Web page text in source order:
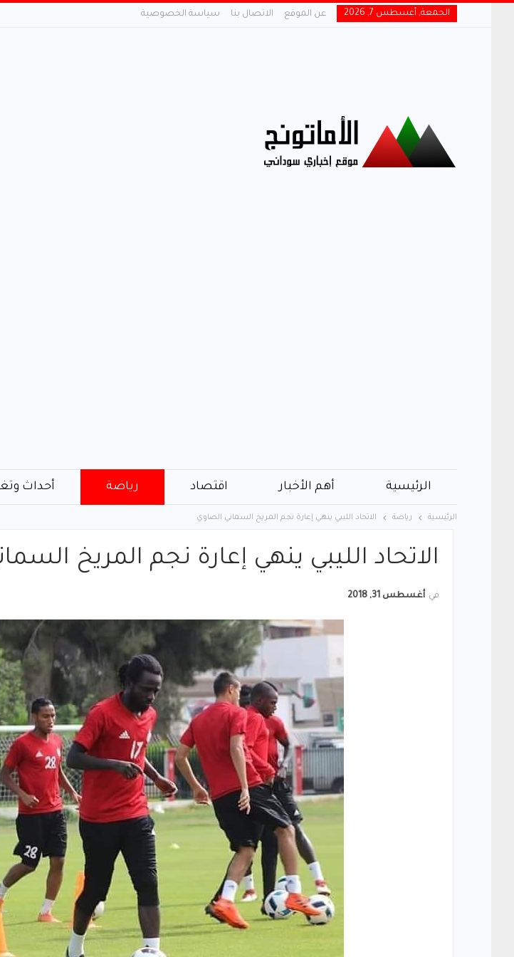
الجمعة, أغسطس 7, 2026 عن الموقع الاتصال بنا سياسة الخصوصية
الرئيسية أهم الأخبار اقتصاد رياضة أحداث
الرئيسية رياضة الاتحاد الليبي ينهي إعارة نجم المريخ السماني الصاوي
الاتحاد الليبي ينهي إعارة نجم المريخ
في أغسطس 31, 2018